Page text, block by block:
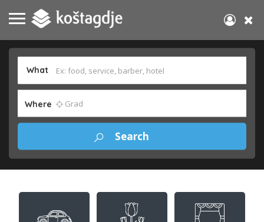
What
Where